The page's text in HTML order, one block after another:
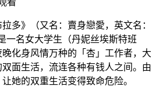
多》（又名：賣身戀愛，英文名：
一名女大学生（丹妮丝埃斯特班
化身风情万种的「杏」工作者，大
面生活，流连各种有钱人之间。由
她的双重生活变得致命危险。